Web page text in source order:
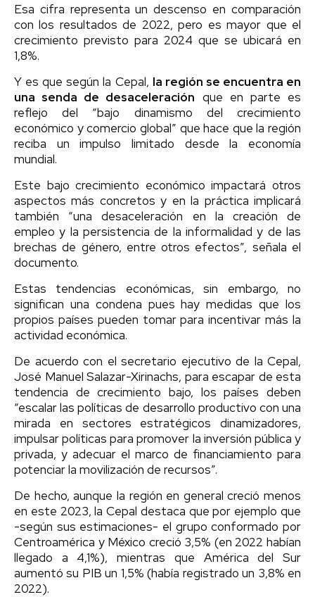
Esa cifra representa un descenso en comparación
con los resultados de 2022, pero es mayor que el
crecimiento previsto para 2024 que se ubicará en
1,8%.
Y es que según la Cepal, la región se encuentra en
una senda de desaceleración que en parte es
reflejo del “bajo dinamismo del crecimiento
económico y comercio global” que hace que la región
reciba un impulso limitado desde la economía
mundial.
Este bajo crecimiento económico impactará otros
aspectos más concretos y en la práctica implicará
también “una desaceleración en la creación de
empleo y la persistencia de la informalidad y de las
brechas de género, entre otros efectos”, señala el
documento.
Estas tendencias económicas, sin embargo, no
significan una condena pues hay medidas que los
propios países pueden tomar para incentivar más la
actividad económica.
De acuerdo con el secretario ejecutivo de la Cepal,
José Manuel Salazar-Xirinachs, para escapar de esta
tendencia de crecimiento bajo, los países deben
“escalar las políticas de desarrollo productivo con una
mirada en sectores estratégicos dinamizadores,
impulsar políticas para promover la inversión pública y
privada, y adecuar el marco de financiamiento para
potenciar la movilización de recursos”.
De hecho, aunque la región en general creció menos
en este 2023, la Cepal destaca que por ejemplo que
-según sus estimaciones- el grupo conformado por
Centroamérica y México creció 3,5% (en 2022 habían
llegado a 4,1%), mientras que América del Sur
aumentó su PIB un 1,5% (había registrado un 3,8% en
2022).